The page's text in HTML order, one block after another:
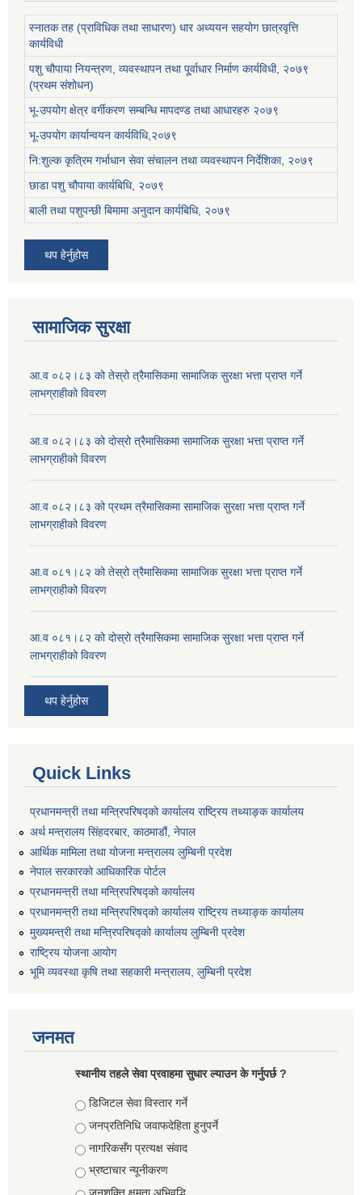
स्नातक तह (प्राविधिक तथा साधारण) धार अध्ययन सहयोग छात्रवृत्ति
कार्यविधी
पशु चौपाया नियन्त्रण, व्यवस्थापन तथा पू्र्वाधार निर्माण कार्यविधी, २०७९
(प्रथम संशोधन)
भू-उपयोग क्षेत्र वर्गीकरण सम्बन्धि मापदण्ड तथा आधारहरु २०७९
भू-उपयोग कार्यान्वयन कार्यविधि,२०७९
नि:शुल्क कृत्रिम गर्भाधान सेवा संचालन तथा व्यवस्थापन निर्देशिका, २०७९
छाडा पशु चौपाया कार्यबिधि, २०७९
बाली तथा पशुपन्छी बिमामा अनुदान कार्यबिधि, २०७९
थप हेर्नुहोस
सामाजिक सुरक्षा
आ.व ०८२।८३ को तेस्रो त्रैमासिकमा सामाजिक सुरक्षा भत्ता प्राप्त गर्ने
लाभग्राहीको विवरण
आ.व ०८२।८३ को दोस्रो त्रैमासिकमा सामाजिक सुरक्षा भत्ता प्राप्त गर्ने
लाभग्राहीको विवरण
आ.व ०८२।८३ को प्रथम त्रैमासिकमा सामाजिक सुरक्षा भत्ता प्राप्त गर्ने
लाभग्राहीको विवरण
आ.व ०८१।८२ को तेस्रो त्रैमासिकमा सामाजिक सुरक्षा भत्ता प्राप्त गर्ने
लाभग्राहीको विवरण
आ.व ०८१।८२ को दोस्रो त्रैमासिकमा सामाजिक सुरक्षा भत्ता प्राप्त गर्ने
लाभग्राहीको विवरण
थप हेर्नुहोस
Quick Links
प्रधानमन्त्री तथा मन्त्रिपरिषद्को कार्यालय राष्ट्रिय तथ्याङ्क कार्यालय
अर्थ मन्त्रालय सिंहदरबार, काठमाडौं, नेपाल
आर्थिक मामिला तथा योजना मन्त्रालय लुम्बिनी प्रदेश
नेपाल सरकारको आधिकारिक पोर्टल
प्रधानमन्त्री तथा मन्त्रिपरिषद्को कार्यालय
प्रधानमन्त्री तथा मन्त्रिपरिषद्को कार्यालय राष्ट्रिय तथ्याङ्क कार्यालय
मुख्यमन्त्री तथा मन्त्रिपरिषद्को कार्यालय लुम्बिनी प्रदेश
राष्ट्रिय योजना आयोग
भूमि व्यवस्था कृषि तथा सहकारी मन्त्रालय, लुम्बिनी प्रदेश
जनमत
स्थानीय तहले सेवा प्रवाहमा सुधार ल्याउन के गर्नुपर्छ ?
Choices
डिजिटल सेवा विस्तार गर्ने
जनप्रतिनिधि जवाफदेहिता हुनुपर्ने
नागरिकसँग प्रत्यक्ष संवाद
भ्रष्टाचार न्यूनीकरण